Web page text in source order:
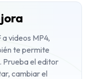
videos MP4,
te permite
Prueba el editor
cambiar el